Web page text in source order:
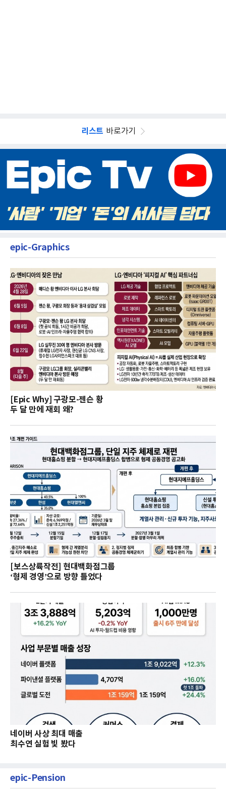
리스트 바로가기
epic-Graphics
[Epic Why] 구광모-젠슨 황
두 달 만에 재회 왜?
[보스상륙작전] 현대백화점그룹
‘형제 경영’으로 방향 틀었다
네이버 사상 최대 매출
최수연 실험 빛 봤다
epic-Pension